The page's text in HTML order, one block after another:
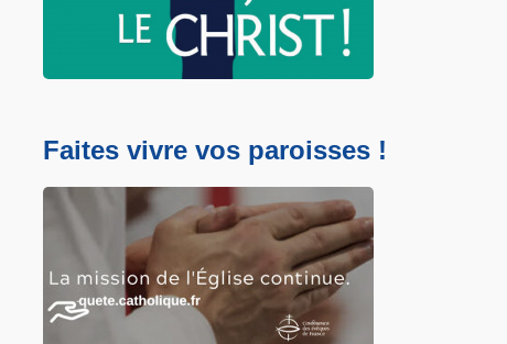
Faites vivre vos paroisses !